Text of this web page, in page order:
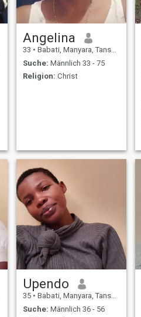
Angelina
33 • Babati, Manyara, Tansania
Suche: Männlich 33 - 75
Religion: Christ
Upendo
35 • Babati, Manyara, Tansania
Suche: Männlich 36 - 56